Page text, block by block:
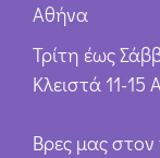
Αθήνα
Τρίτη έως
Κλειστά 11-15
Βρες μας